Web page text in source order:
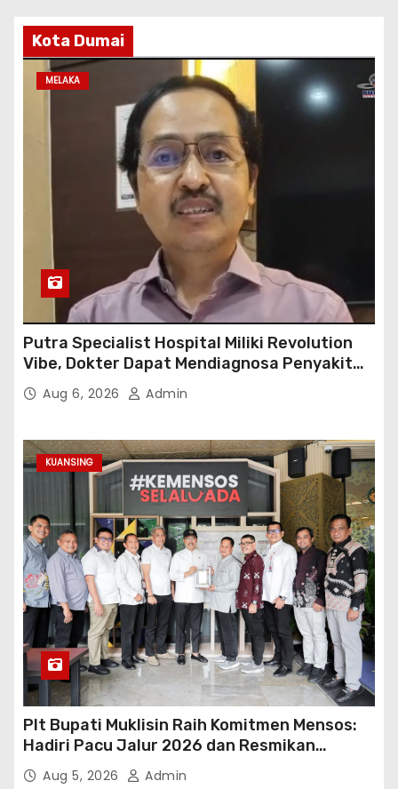
Kota Dumai
MELAKA
Putra Specialist Hospital Miliki Revolution
Vibe, Dokter Dapat Mendiagnosa Penyakit
dengan Tepat
Aug 6, 2026 Admin
KUANSING
Plt Bupati Muklisin Raih Komitmen Mensos:
Hadiri Pacu Jalur 2026 dan Resmikan
Sekolah Rakyat Kuansing
Aug 5, 2026 Admin